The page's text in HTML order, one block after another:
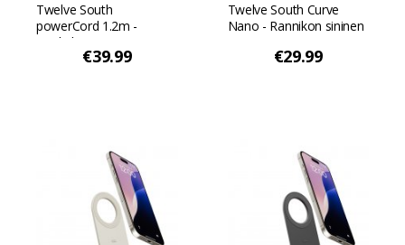
Twelve South
powerCord 1.2m -
Liuskekivi
€39.99
Twelve South Curve
Nano - Rannikon sininen
€29.99